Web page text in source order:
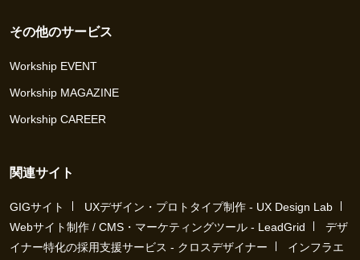
その他のサービス
Workship EVENT
Workship MAGAZINE
Workship CAREER
関連サイト
GIGサイト
UXデザイン・プロトタイプ制作 - UX Design Lab
Webサイト制作 / CMS・マーケティングツール - LeadGrid
デザ
イナー特化の採用支援サービス - クロスデザイナー
インフラエ